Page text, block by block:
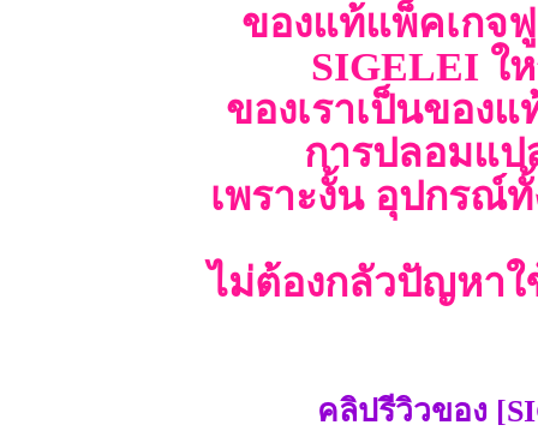
ของแท้แพ็คเกจ
SIGELEI ใ
ของเราเป็นของ
การปลอมแป
เพราะงั้น อุปกรณ์
ไม่ต้องกลัวปัญหาใ
คลิปรีวิวของ